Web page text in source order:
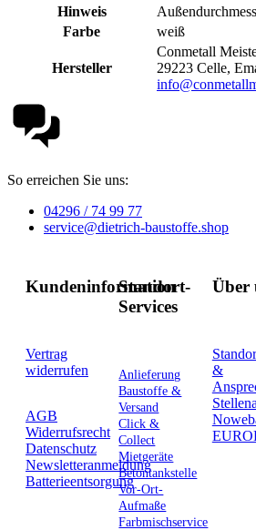
Hinweis
Farbe
weiß
Hersteller
Conmetall
29223 Celle,
So erreichen Sie uns:
04296 / 74 99 77
service@dietrich-baustoffe.shop
Kundeninformation
Vertrag
widerrufen
AGB
Widerrufsrecht
Datenschutz
Newsletteranmeldung
Batterieentsorgung
Standort-
Services
Anlieferung
Baustoffe &
Versand
Click &
Collect
Mietgeräte
Betontankstelle
Vor-Ort-
Aufmaße
Farbmischservice
Über
&